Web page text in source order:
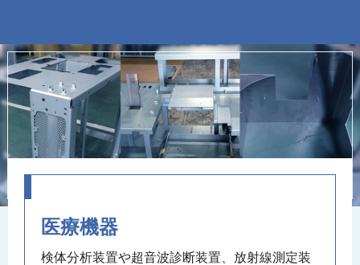
医療機器
検体分析装置や超音波診断装置、放射線測定装